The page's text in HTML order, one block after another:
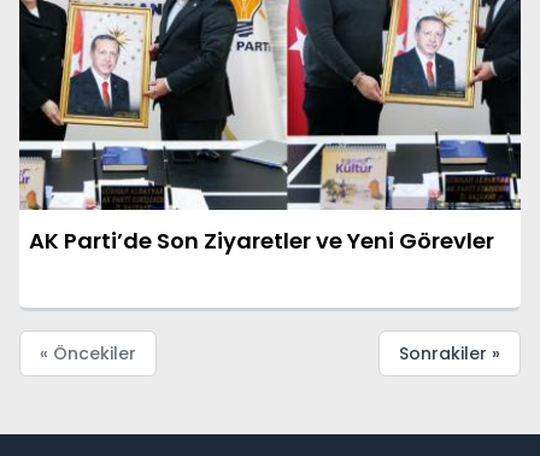
AK Parti’de Son Ziyaretler ve Yeni Görevler
« Öncekiler Sonrakiler »